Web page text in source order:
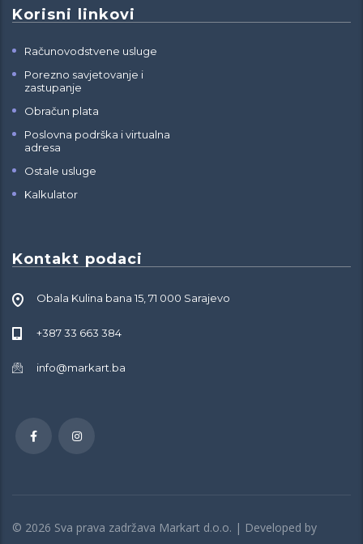
Korisni linkovi
Računovodstvene usluge
Porezno savjetovanje i
zastupanje
Obračun plata
Poslovna podrška i virtualna
adresa
Ostale usluge
Kalkulator
Kontakt podaci
Obala Kulina bana 15, 71 000 Sarajevo
+387 33 663 384
info@markart.ba
© 2026 Sva prava zadržava Markart d.o.o. | Developed by